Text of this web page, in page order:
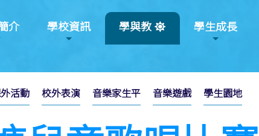
介 學校資訊 學與教 學生成長
活動 校外表演 音樂家生平 音樂遊戲 學生園地